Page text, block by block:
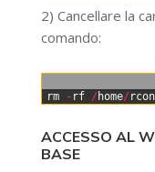
2) Cancellare la
comando:
rm - rf / home/
ACCESSO AL
BASE